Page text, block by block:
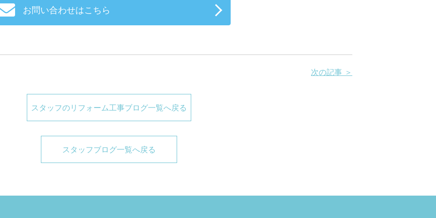
お問い合わせはこちら
次の記事 ＞
スタッフのリフォーム工事ブログ一覧へ戻る
スタッフブログ一覧へ戻る